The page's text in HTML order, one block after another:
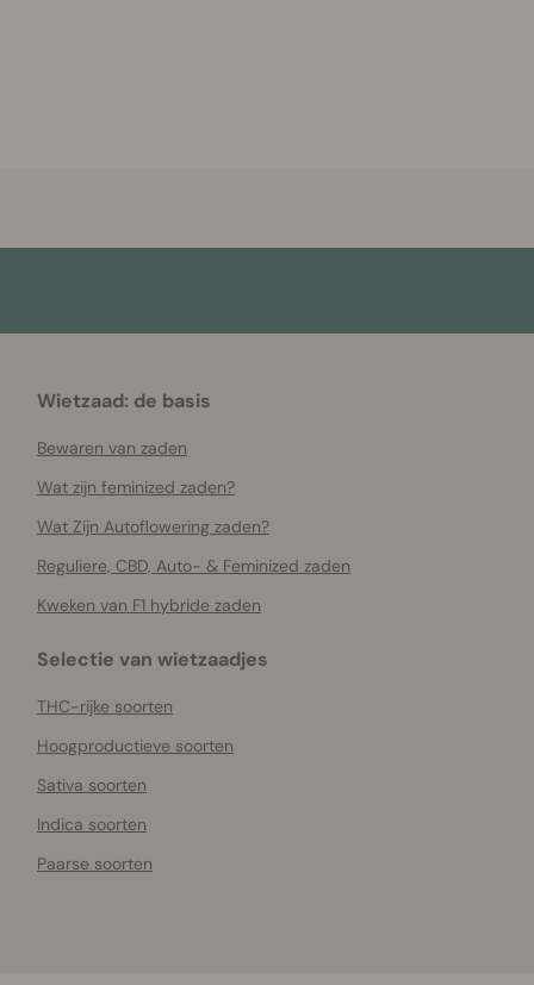
Wietzaad: de basis
Bewaren van zaden
Wat zijn feminized zaden?
Wat Zijn Autoflowering zaden?
Reguliere, CBD, Auto- & Feminized zaden
Kweken van F1 hybride zaden
Selectie van wietzaadjes
THC-rijke soorten
Hoogproductieve soorten
Sativa soorten
Indica soorten
Paarse soorten